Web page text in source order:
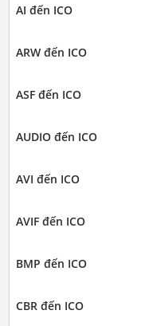
AI đến ICO
ARW đến ICO
ASF đến ICO
AUDIO đến ICO
AVI đến ICO
AVIF đến ICO
BMP đến ICO
CBR đến ICO